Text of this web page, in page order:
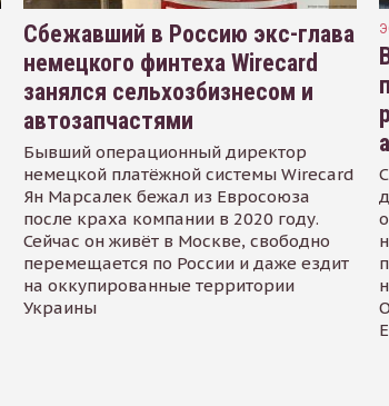
Сбежавший в Россию экс-глава
немецкого финтеха Wirecard
занялся сельхозбизнесом и
автозапчастями
Бывший операционный директор
немецкой платёжной системы Wirecard
Ян Марсалек бежал из Евросоюза
после краха компании в 2020 году.
Сейчас он живёт в Москве, свободно
перемещается по России и даже ездит
на оккупированные территории
Украины